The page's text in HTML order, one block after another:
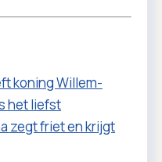
koning Willem-
het liefst
zegt friet en krijgt